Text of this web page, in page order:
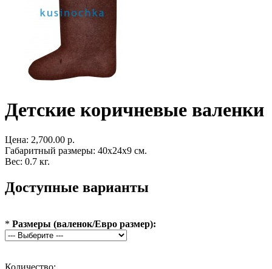
Детские коричневые валенки
Цена: 2,700.00 р.
Габаритный размеры: 40x24x9 см.
Вес: 0.7 кг.
Доступные варианты
* Размеры (валенок/Евро размер):
Количество: